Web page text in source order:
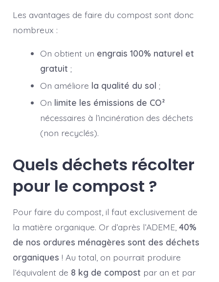
Les avantages de faire du compost sont donc
nombreux :
On obtient un engrais 100% naturel et
gratuit ;
On améliore la qualité du sol ;
On limite les émissions de CO²
nécessaires à l’incinération des déchets
(non recyclés).
Quels déchets récolter
pour le compost ?
Pour faire du compost, il faut exclusivement de
la matière organique. Or d’après l’ADEME, 40%
de nos ordures ménagères sont des déchets
organiques ! Au total, on pourrait produire
l’équivalent de 8 kg de compost par an et par